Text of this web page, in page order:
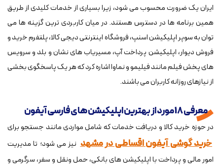
ایران یک ضرورت محسوب می شود، زیرا بسیاری از خدمات کلیدی از طریق
همین برنامه ها در دسترس هستند. در میان کاربردی ترین گزینه ها می
توان به سوپر اپلیکیشن اسنپ، فروشگاه اینترنتی دیجی کالا، پلتفرم خرید و
فروش دیوار، اپلیکیشن پرداخت آپ، مسیریاب های نشان و بلد و سرویس
های پخش فیلم مانند فیلیمو و نماوا اشاره کرد که هر یک پاسخگوی بخشی
از نیازهای روزانه کاربران می باشند.
معرفی 18 مورد از بهترین اپلیکیشن های فارسی آیفون
در حوزه خرید کالا و دریافت خدمات که شامل مواردی مانند جستجو برای
خرید گوشی آیفون اقساطی در مشهد نیز می شود؛ تا مدیریت
امور مالی و پرداخت با اپلیکیشن های بانکی، حمل ونقل و سفر، سرگرمی و